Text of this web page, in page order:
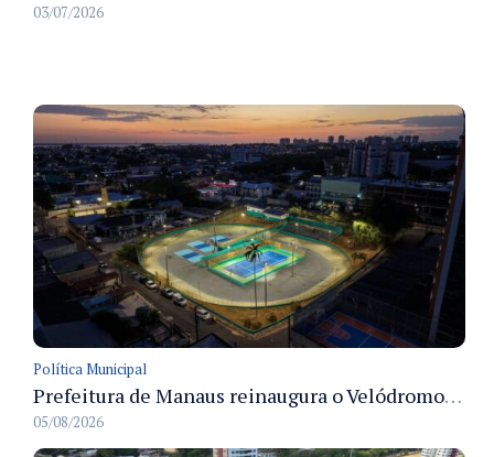
03/07/2026
Política Municipal
Prefeitura de Manaus reinaugura o Velódromo Professora Alzira Campos e entrega espaço esportivo totalmente revitalizado
05/08/2026